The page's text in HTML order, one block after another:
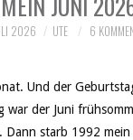
2026 UTE 6
Und der
war der Juni
starb 1992 mein